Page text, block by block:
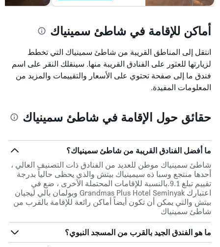
أماكن للإقامة في شاطئ سمينياك
انتقل إلى المناطق القريبة من شاطئ سمينياك التي تخطط
لزيارتها للعثور على الفنادق القريبة منها. سينقلك النقر على اسم
فندق ما إلى صفحة تحتوي على الأسعار والتقييمات والمزيد من
المعلومات المفيدة.
حقائق حول الإقامة في شاطئ سمينياك
ما أفضل الفنادق القريبة من شاطئ سمينياك؟
شاطئ سمينياك موطن للعديد من الفنادق ذات التصنيف العالي ،
أحدها منتجع وسبا ذه سيمينياك بيتش والذي يحظى حالياً بدرجة
تقييم تبلغ 9.1.بالنسبة للإقامات المحتملة الأخرى ، ضع في
اعتبارك Grandmas Plus Hotel Seminyak وبولمان بالي ليجيان
بيتش والتي يمكن أن تكون أيضاً أماكن رائعة للإقامة بالقرب من
شاطئ سمينياك
ما هو الفندق الجيد بالقرب من المسجد النبوي؟